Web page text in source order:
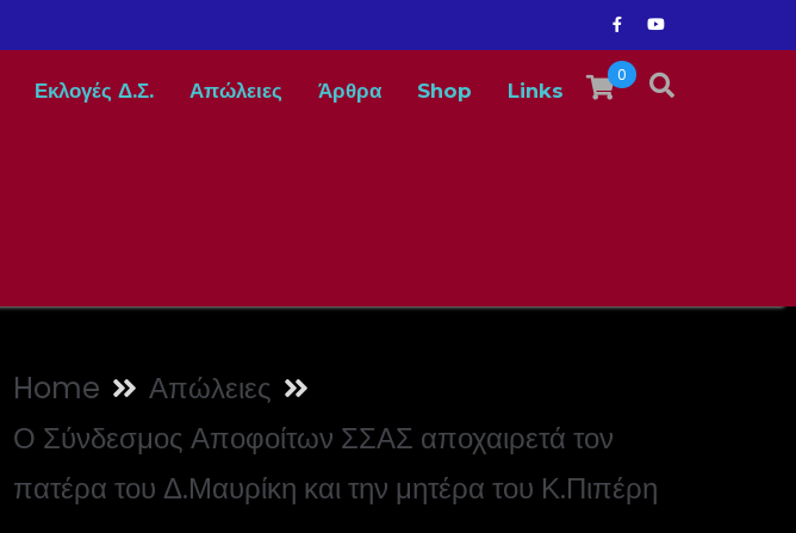
0
Εκλογές Δ.Σ. Απώλειες Άρθρα Shop Links
Home
Απώλειες
Ο Σύνδεσμος Αποφοίτων ΣΣΑΣ αποχαιρετά τον
πατέρα του Δ.Μαυρίκη και την μητέρα του Κ.Πιπέρη